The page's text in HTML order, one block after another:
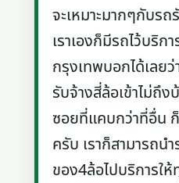
จะเหมาะมากๆกับร
เราเองก็มีรถไว้บริก
กรุงเทพบอกได้เลย
รับจ้างสี่ล้อเข้าไม่ถึง
ซอยที่แคบกว่าที่อื่น
ครับ เราก็สามารถน
ของ4ล้อไปบริการใ